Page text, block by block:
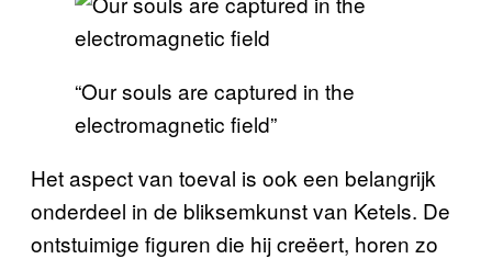
“Our souls are captured in the
electromagnetic field”
Het aspect van toeval is ook een belangrijk
onderdeel in de bliksemkunst van Ketels. De
ontstuimige figuren die hij creëert, horen zo